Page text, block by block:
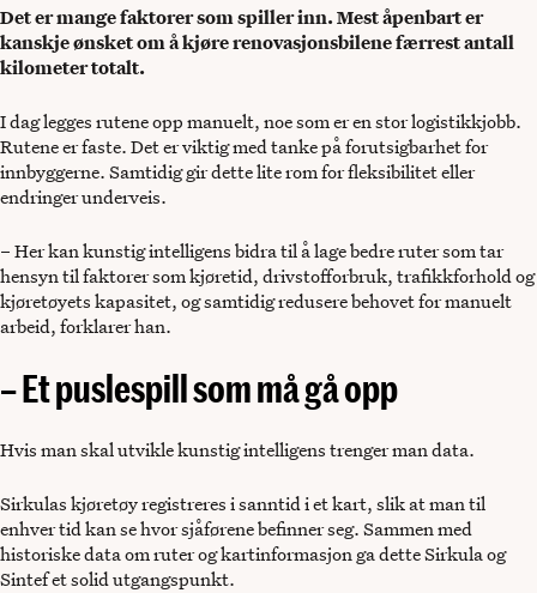
Det er mange faktorer som spiller inn. Mest åpenbart er
kanskje ønsket om å kjøre renovasjonsbilene færrest antall
kilometer totalt.
I dag legges rutene opp manuelt, noe som er en stor logistikkjobb.
Rutene er faste. Det er viktig med tanke på forutsigbarhet for
innbyggerne. Samtidig gir dette lite rom for fleksibilitet eller
endringer underveis.
– Her kan kunstig intelligens bidra til å lage bedre ruter som tar
hensyn til faktorer som kjøretid, drivstofforbruk, trafikkforhold og
kjøretøyets kapasitet, og samtidig redusere behovet for manuelt
arbeid, forklarer han.
– Et puslespill som må gå opp
Hvis man skal utvikle kunstig intelligens trenger man data.
Sirkulas kjøretøy registreres i sanntid i et kart, slik at man til
enhver tid kan se hvor sjåførene befinner seg. Sammen med
historiske data om ruter og kartinformasjon ga dette Sirkula og
Sintef et solid utgangspunkt.